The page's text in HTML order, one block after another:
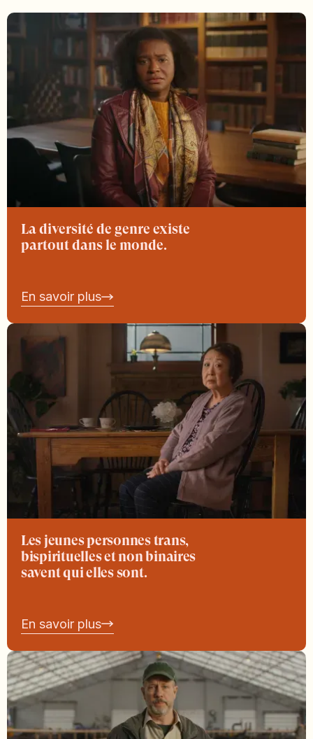
La diversité de genre existe
partout dans le monde.
En savoir plus
Les jeunes personnes trans,
bispirituelles et non binaires
savent qui elles sont.
En savoir plus